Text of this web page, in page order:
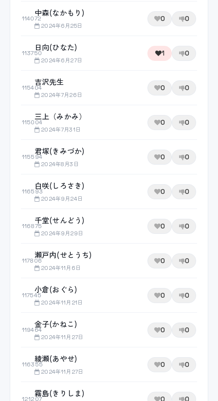
114072
中森(なかもり)
2024年6月25日
0 0
113750
日向(ひなた)
2024年6月27日
1 0
115404
吉沢先生
2024年7月26日
0 0
115004
三上（みかみ）
2024年7月31日
0 0
115594
君塚(きみづか)
2024年8月3日
0 0
116593
白咲(しろさき)
2024年9月24日
0 0
116875
千堂(せんどう)
2024年9月29日
0 0
117806
瀬戸内(せとうち)
2024年11月6日
0 0
117545
小倉(おぐら)
2024年11月21日
0 0
119464
金子(かねこ)
2024年11月27日
0 0
116355
綾瀬(あやせ)
2024年11月27日
0 0
121207
霧島(きりしま)
0 0